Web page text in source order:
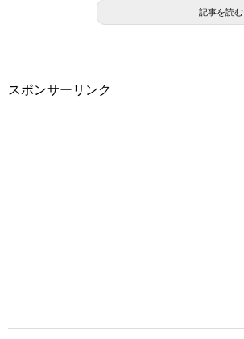
記事を読む
スポンサーリンク